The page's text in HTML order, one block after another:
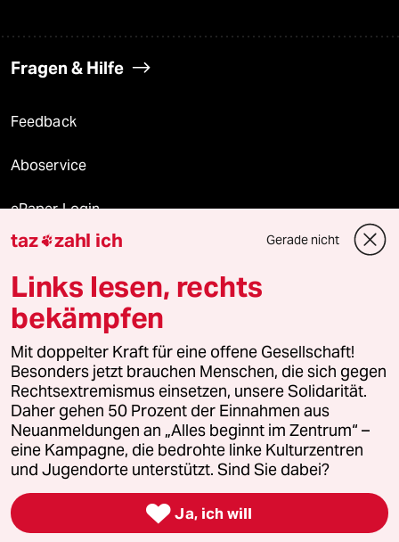
Fragen & Hilfe
Feedback
Aboservice
ePaper Login
Downloads für Abonnierende
© 2026 taz Verlags und Vertriebs GmbH
Alle Rechte vorbehalten. Bei rechtlichen Fragen oder für Genehmigungen
wenden Sie sich bitte an
lizenzen@taz.de
Feedback Redaktionsstatut Kommune-Richtlinien
Leitlinie Informant Datenschutz Impressum AGB
Seitenwende Einwilligungen widerrufen (Ads)
taz zahl ich Gerade nicht
Links lesen, rechts
bekämpfen
Mit doppelter Kraft für eine offene Gesellschaft!
Besonders jetzt brauchen Menschen, die sich gegen
Rechtsextremismus einsetzen, unsere Solidarität.
Daher gehen 50 Prozent der Einnahmen aus
Neuanmeldungen an „Alles beginnt im Zentrum“ –
eine Kampagne, die bedrohte linke Kulturzentren
und Jugendorte unterstützt. Sind Sie dabei?
 Ja, ich will